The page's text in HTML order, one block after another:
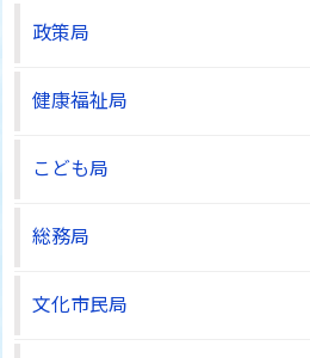
政策局
健康福祉局
こども局
総務局
文化市民局